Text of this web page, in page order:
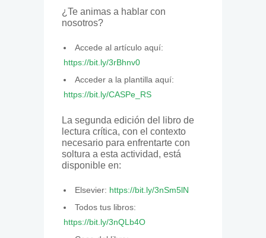
¿Te animas a hablar con
nosotros?
Accede al artículo aquí:
https://bit.ly/3rBhnv0
Acceder a la plantilla aquí:
https://bit.ly/CASPe_RS
La segunda edición del libro de
lectura crítica, con el contexto
necesario para enfrentarte con
soltura a esta actividad, está
disponible en:
Elsevier: https://bit.ly/3nSm5lN
Todos tus libros:
https://bit.ly/3nQLb4O